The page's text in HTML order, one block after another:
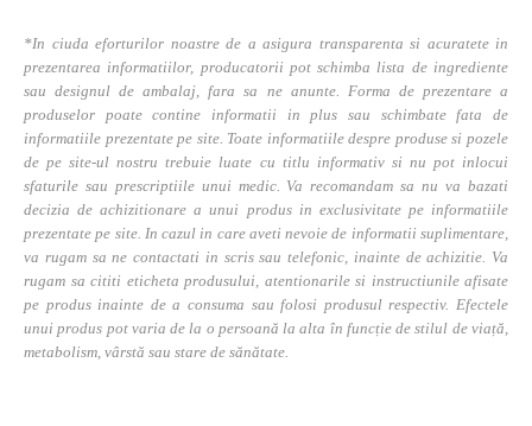
*In ciuda eforturilor noastre de a asigura transparenta si acuratete in
prezentarea informatiilor, producatorii pot schimba lista de ingrediente
sau designul de ambalaj, fara sa ne anunte. Forma de prezentare a
produselor poate contine informatii in plus sau schimbate fata de
informatiile prezentate pe site. Toate informatiile despre produse si pozele
de pe site-ul nostru trebuie luate cu titlu informativ si nu pot inlocui
sfaturile sau prescriptiile unui medic. Va recomandam sa nu va bazati
decizia de achizitionare a unui produs in exclusivitate pe informatiile
prezentate pe site. In cazul in care aveti nevoie de informatii suplimentare,
va rugam sa ne contactati in scris sau telefonic, inainte de achizitie. Va
rugam sa cititi eticheta produsului, atentionarile si instructiunile afisate
pe produs inainte de a consuma sau folosi produsul respectiv. Efectele
unui produs pot varia de la o persoană la alta în funcție de stilul de viață,
metabolism, vârstă sau stare de sănătate.